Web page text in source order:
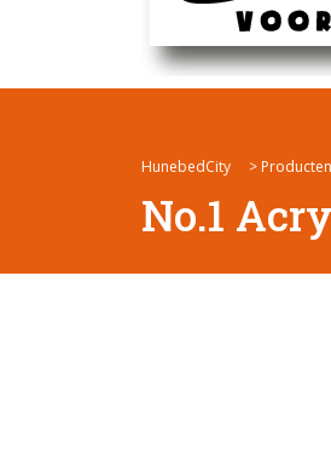
HunebedCity > Producten
No.1